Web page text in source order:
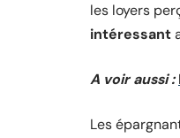
les loyers
intéressant
A voir aussi :
Les